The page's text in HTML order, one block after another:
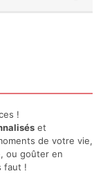
!
et
de votre vie,
ou goûter en
faut !